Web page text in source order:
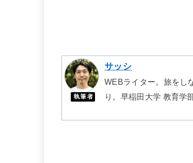
執筆者
サッシ
WEBライター。旅をし
り。早稲田大学 教育学